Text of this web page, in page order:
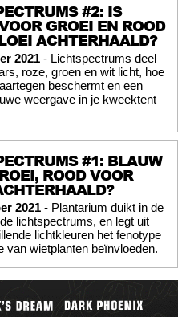
#2: IS
GROEI EN ROOD
ACHTERHAALD?
2021 - Lichtspectrums deel
roze, groen en wit licht, hoe
beschermt en een
weergave in je kweektent
#1: BLAUW
ROOD VOOR
2021 - Plantarium duikt in de
lichtspectrums, en legt uit
lichtkleuren het fenotype
van wietplanten beïnvloeden.